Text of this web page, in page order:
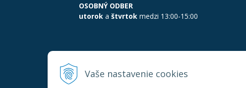
Vaše nastavenie cookies
OSOBNÝ ODBER
utorok a štvrtok medzi 13:00-15:00